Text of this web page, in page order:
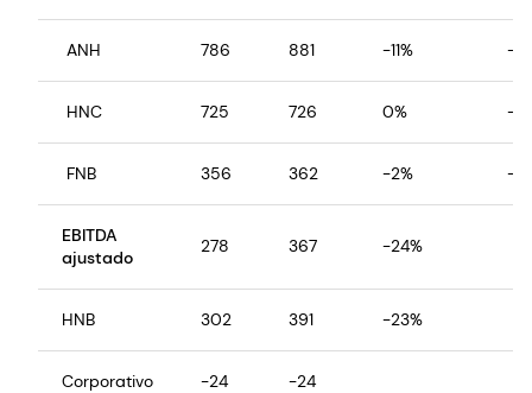
ANH 786 881 -11% -
HNC 725 726 0% -
FNB 356 362 -2% -
EBITDA
ajustado
278 367 -24%
HNB 302 391 -23%
Corporativo -24 -24